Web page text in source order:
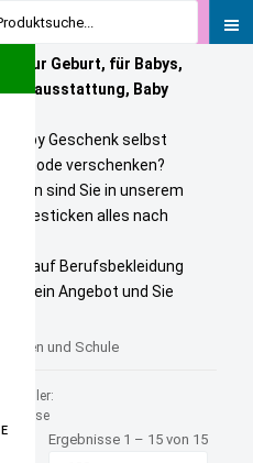
zur Geburt, für Babys,
Baby
Baby Geschenk selbst
verschenken?
sind Sie in unserem
besticken alles nach
auf Berufsbekleidung
Sie ein Angebot und Sie
und Schule
Hersteller:
BagBase
Ergebnisse 1 – 15 von 15